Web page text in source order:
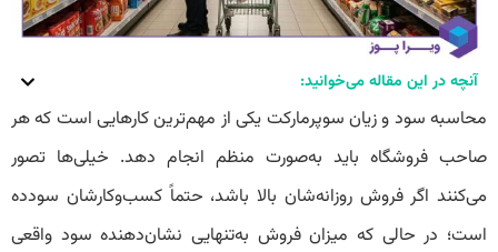
آنچه در این مقاله می‌خوانید:
محاسبه سود و زیان سوپرمارکت یکی از مهم‌ترین کارهایی است که هر
صاحب فروشگاه باید به‌صورت منظم انجام دهد. خیلی‌ها تصور
می‌کنند اگر فروش روزانه‌شان بالا باشد، حتماً کسب‌وکارشان سودده
است؛ در حالی که میزان فروش به‌تنهایی نشان‌دهنده سود واقعی